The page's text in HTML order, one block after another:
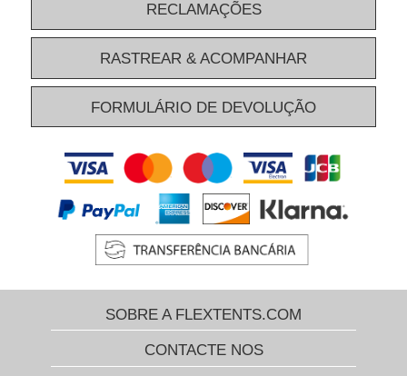
RECLAMAÇÕES
RASTREAR & ACOMPANHAR
FORMULÁRIO DE DEVOLUÇÃO
SOBRE A FLEXTENTS.COM
CONTACTE NOS